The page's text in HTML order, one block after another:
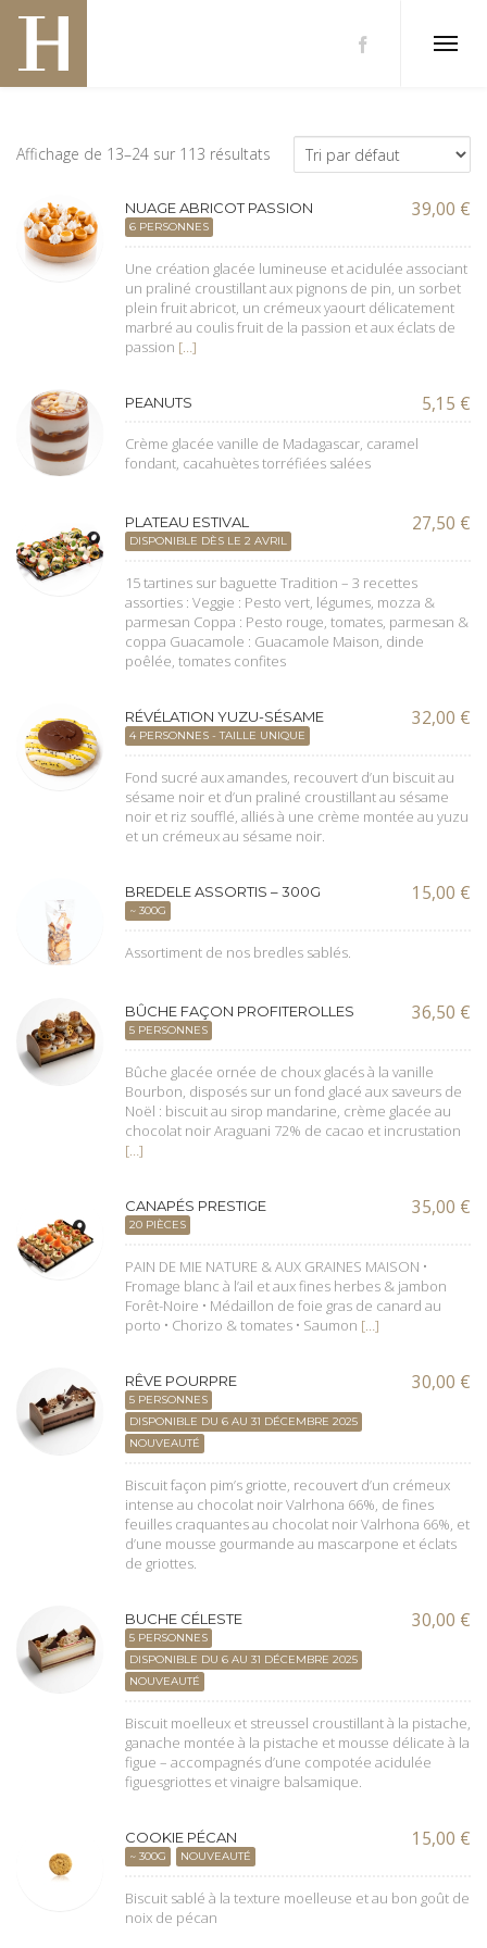
Affichage de 13–24 sur 113 résultats
39,00 €
NUAGE ABRICOT PASSION
6 PERSONNES
Une création glacée lumineuse et acidulée associant
un praliné croustillant aux pignons de pin, un sorbet
plein fruit abricot, un crémeux yaourt délicatement
marbré au coulis fruit de la passion et aux éclats de
passion […]
5,15 €
PEANUTS
Crème glacée vanille de Madagascar, caramel
fondant, cacahuètes torréfiées salées
27,50 €
PLATEAU ESTIVAL
DISPONIBLE DÈS LE 2 AVRIL
15 tartines sur baguette Tradition – 3 recettes
assorties : Veggie : Pesto vert, légumes, mozza &
parmesan Coppa : Pesto rouge, tomates, parmesan &
coppa Guacamole : Guacamole Maison, dinde
poêlée, tomates confites
32,00 €
RÉVÉLATION YUZU-SÉSAME
4 PERSONNES - TAILLE UNIQUE
Fond sucré aux amandes, recouvert d’un biscuit au
sésame noir et d’un praliné croustillant au sésame
noir et riz soufflé, alliés à une crème montée au yuzu
et un crémeux au sésame noir.
15,00 €
BREDELE ASSORTIS – 300G
~ 300G
Assortiment de nos bredles sablés.
36,50 €
BÛCHE FAÇON PROFITEROLLES
5 PERSONNES
Bûche glacée ornée de choux glacés à la vanille
Bourbon, disposés sur un fond glacé aux saveurs de
Noël : biscuit au sirop mandarine, crème glacée au
chocolat noir Araguani 72% de cacao et incrustation
[…]
35,00 €
CANAPÉS PRESTIGE
20 PIÈCES
PAIN DE MIE NATURE & AUX GRAINES MAISON •
Fromage blanc à l’ail et aux fines herbes & jambon
Forêt-Noire • Médaillon de foie gras de canard au
porto • Chorizo & tomates • Saumon […]
30,00 €
RÊVE POURPRE
5 PERSONNES
DISPONIBLE DU 6 AU 31 DÉCEMBRE 2025
NOUVEAUTÉ
Biscuit façon pim’s griotte, recouvert d’un crémeux
intense au chocolat noir Valrhona 66%, de fines
feuilles craquantes au chocolat noir Valrhona 66%, et
d’une mousse gourmande au mascarpone et éclats
de griottes.
30,00 €
BUCHE CÉLESTE
5 PERSONNES
DISPONIBLE DU 6 AU 31 DÉCEMBRE 2025
NOUVEAUTÉ
Biscuit moelleux et streussel croustillant à la pistache,
ganache montée à la pistache et mousse délicate à la
figue – accompagnés d’une compotée acidulée
figuesgriottes et vinaigre balsamique.
15,00 €
COOKIE PÉCAN
~ 300G NOUVEAUTÉ
Biscuit sablé à la texture moelleuse et au bon goût de
noix de pécan